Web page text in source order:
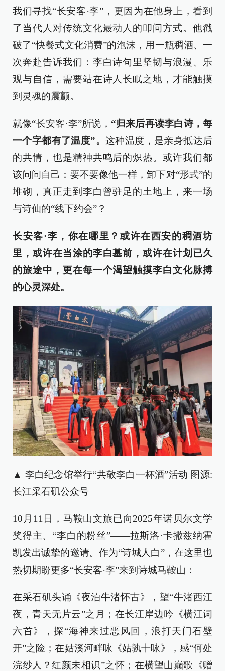
我们寻找“长安客·李”，更因为在他身上，看到
了当代人对传统文化最动人的叩问方式。他戳
破了“快餐式文化消费”的泡沫，用一瓶稠酒、一
次奔赴告诉我们：李白诗句里坚韧与浪漫、乐
观与自信，需要站在诗人长眠之地，才能触摸
到灵魂的震颤。
就像“长安客·李”所说， “归来后再读李白诗，每
一个字都有了温度”。 这种温度，是亲身抵达后
的共情，也是精神共鸣后的炽热。或许我们都
该问问自己：要不要像他一样，卸下对“形式”的
堆砌，真正走到李白曾驻足的土地上，来一场
与诗仙的“线下约会”？
长安客·李，你在哪里？或许在西安的稠酒坊
里，或许在当涂的李白墓前，或许在计划已久
的旅途中，更在每一个渴望触摸李白文化脉搏
的心灵深处。
▲ 李白纪念馆举行“共敬李白一杯酒”活动 图源:
长江采石矶公众号
10月11日，马鞍山文旅已向2025年诺贝尔文学
奖得主、“李白的粉丝”——拉斯洛·卡撒兹纳霍
凯发出诚挚的邀请。作为“诗城人白”，在这里也
热切期盼更多“长安客·李”来到诗城马鞍山：
在采石矶头诵《夜泊牛渚怀古》，望“牛渚西江
夜，青天无片云”之月；在长江岸边吟《横江词
六首》，探“海神来过恶风回，浪打天门石壁
开”之险；在姑溪河畔咏《姑孰十咏》，感“何处
浣纱人？红颜未相识”之怀；在横望山巅歌《赠